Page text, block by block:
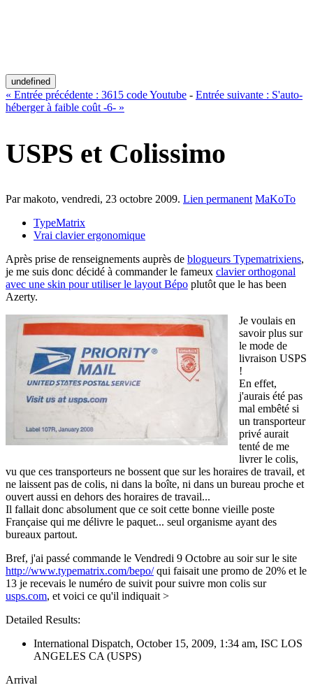
undefined
« Entrée précédente : 3615 code Youtube - Entrée suivante : S'auto-
héberger à faible coût -6- »
USPS et Colissimo
Par makoto, vendredi, 23 octobre 2009. Lien permanent MaKoTo
TypeMatrix
Vrai clavier ergonomique
Après prise de renseignements auprès de blogueurs Typematrixiens,
je me suis donc décidé à commander le fameux clavier orthogonal
avec une skin pour utiliser le layout Bépo plutôt que le has been
Azerty.
Je voulais en
savoir plus sur
le mode de
livraison USPS
!
En effet,
j'aurais été pas
mal embêté si
un transporteur
privé aurait
tenté de me
livrer le colis,
vu que ces transporteurs ne bossent que sur les horaires de travail, et
ne laissent pas de colis, ni dans la boîte, ni dans un bureau proche et
ouvert aussi en dehors des horaires de travail...
Il fallait donc absolument que ce soit cette bonne vieille poste
Française qui me délivre le paquet... seul organisme ayant des
bureaux partout.
Bref, j'ai passé commande le Vendredi 9 Octobre au soir sur le site
http://www.typematrix.com/bepo/qui faisait une promo de 20% et le
13 je recevais le numéro de suivit pour suivre mon colis sur
usps.com, et voici ce qu'il indiquait >
Detailed Results:
International Dispatch, October 15, 2009, 1:34 am, ISC LOS
ANGELES CA (USPS)
Arrival